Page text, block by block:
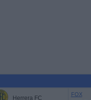
Herrera FC
FOX